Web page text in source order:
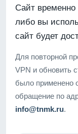
Сайт временно
либо вы
сайт будет
Для повторной
VPN и обновить
было применено
обращение по
info@tnmk.ru.